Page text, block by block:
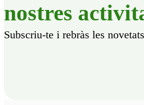
nostres
Subscriu-te i rebràs les